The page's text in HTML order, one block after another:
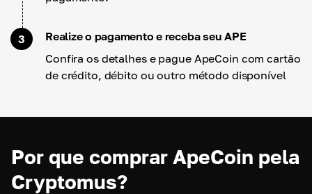
3
Realize o pagamento e receba seu APE
Confira os detalhes e pague ApeCoin com cartão
de crédito, débito ou outro método disponível
Por que comprar ApeCoin pela
Cryptomus?